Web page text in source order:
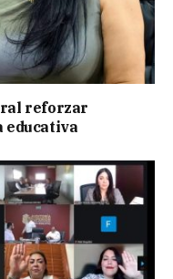
reforzar
educativa